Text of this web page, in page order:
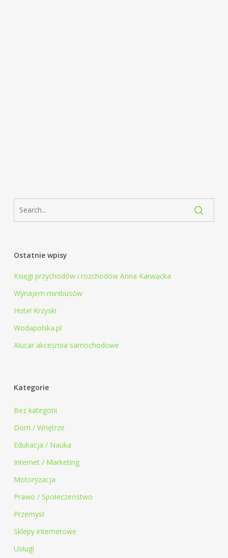
Ostatnie wpisy
Księgi przychodów i rozchodów Anna Karwacka
Wynajem minibusów
Hotel Krzyski
Wodapolska.pl
Alucar akcesroia samochodowe
Kategorie
Bez kategorii
Dom / Wnętrze
Edukacja / Nauka
Internet / Marketing
Motoryzacja
Prawo / Społeczeństwo
Przemysł
Sklepy internetowe
Usługi